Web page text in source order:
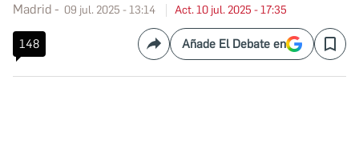
Madrid 09 jul. 2025 - 13:14 Act. 10 jul. 2025 - 17:35
148 CompartirAñade El Debate en Save